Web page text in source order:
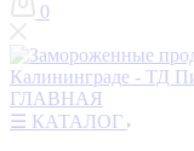
0
ГЛАВНАЯ
☰ КАТАЛОГ